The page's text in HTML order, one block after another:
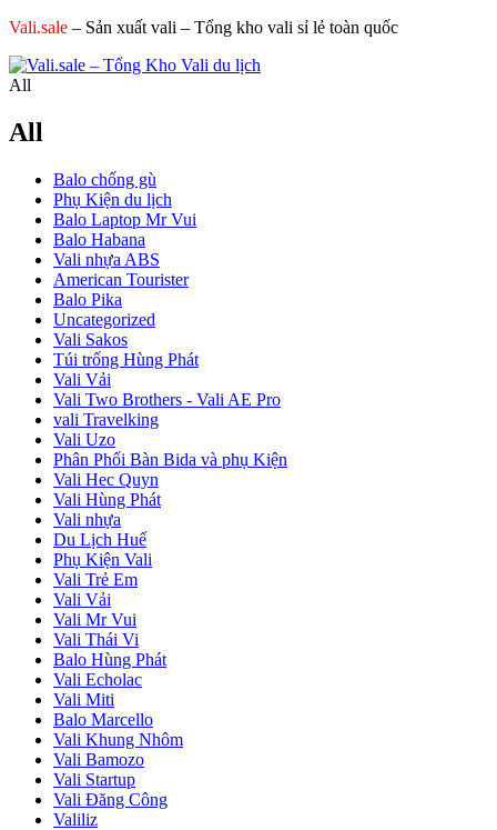
Vali.sale – Sản xuất vali – Tổng kho vali sỉ lẻ toàn quốc
All
All
Balo chống gù
Phụ Kiện du lịch
Balo Laptop Mr Vui
Balo Habana
Vali nhựa ABS
American Tourister
Balo Pika
Uncategorized
Vali Sakos
Túi trống Hùng Phát
Vali Vải
Vali Two Brothers - Vali AE Pro
vali Travelking
Vali Uzo
Phân Phối Bàn Bida và phụ Kiện
Vali Hec Quyn
Vali Hùng Phát
Vali nhựa
Du Lịch Huế
Phụ Kiện Vali
Vali Trẻ Em
Vali Vải
Vali Mr Vui
Vali Thái Vi
Balo Hùng Phát
Vali Echolac
Vali Miti
Balo Marcello
Vali Khung Nhôm
Vali Bamozo
Vali Startup
Vali Đăng Công
Valiliz